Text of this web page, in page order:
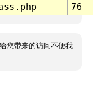
76
您带来的访问不便我